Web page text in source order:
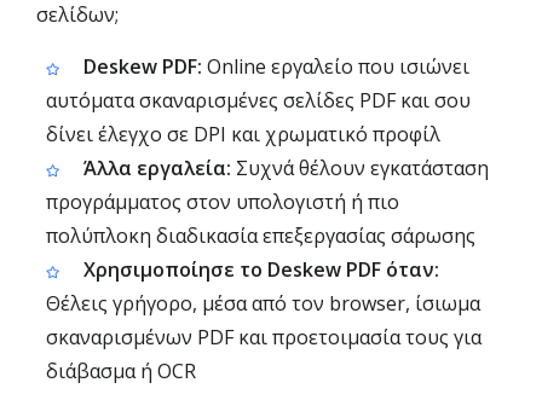
σελίδων;
Deskew PDF: Online εργαλείο που ισιώνει
αυτόματα σκαναρισμένες σελίδες PDF και σου
δίνει έλεγχο σε DPI και χρωματικό προφίλ
Άλλα εργαλεία: Συχνά θέλουν εγκατάσταση
προγράμματος στον υπολογιστή ή πιο
πολύπλοκη διαδικασία επεξεργασίας σάρωσης
Χρησιμοποίησε το Deskew PDF όταν:
Θέλεις γρήγορο, μέσα από τον browser, ίσιωμα
σκαναρισμένων PDF και προετοιμασία τους για
διάβασμα ή OCR